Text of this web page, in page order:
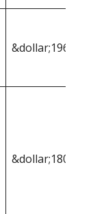
&dollar;196,201
&dollar;180 051